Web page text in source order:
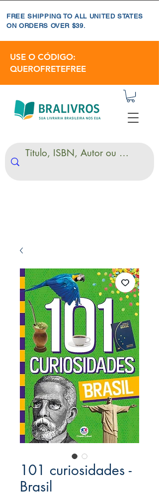
FREE SHIPPING TO ALL UNITED STATES
ON ORDERS OVER $39.
USE O CÓDIGO:
QUEROFRETEFREE
101 curiosidades -
Brasil